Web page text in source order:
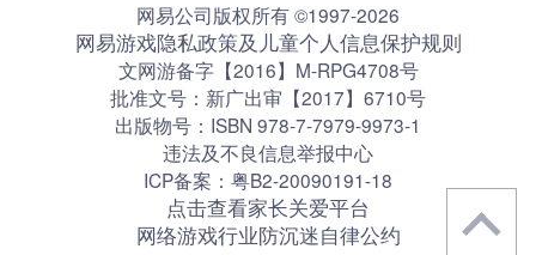
网易公司版权所有 ©1997-2026
网易游戏隐私政策及儿童个人信息保护规则
文网游备字【2016】M-RPG4708号
批准文号：新广出审【2017】6710号
出版物号：ISBN 978-7-7979-9973-1
违法及不良信息举报中心
ICP备案：粤B2-20090191-18
点击查看家长关爱平台
网络游戏行业防沉迷自律公约